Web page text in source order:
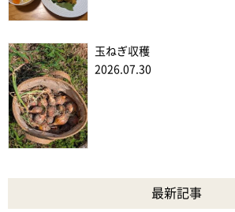
玉ねぎ収穫
2026.07.30
最新記事